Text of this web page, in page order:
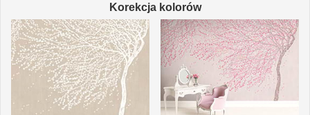
Korekcja kolorów